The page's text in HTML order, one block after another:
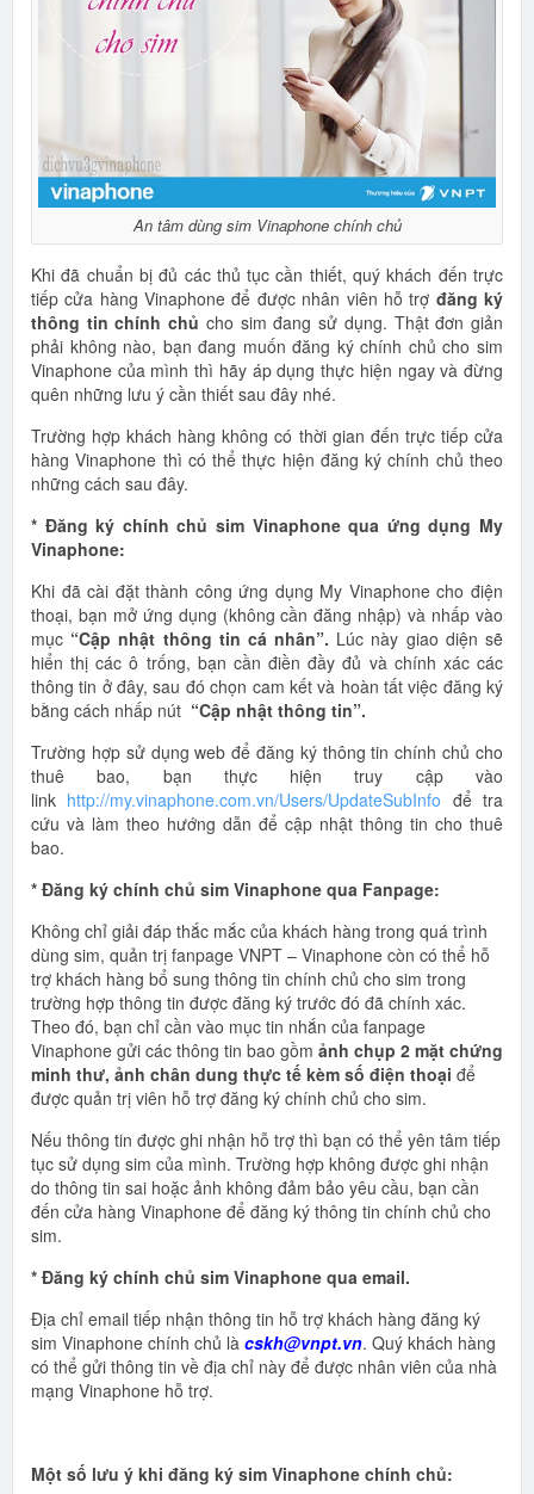
An tâm dùng sim Vinaphone chính chủ
Khi đã chuẩn bị đủ các thủ tục cần thiết, quý khách đến trực
tiếp cửa hàng Vinaphone để được nhân viên hỗ trợ đăng ký
thông tin chính chủ cho sim đang sử dụng. Thật đơn giản
phải không nào, bạn đang muốn đăng ký chính chủ cho sim
Vinaphone của mình thì hãy áp dụng thực hiện ngay và đừng
quên những lưu ý cần thiết sau đây nhé.
Trường hợp khách hàng không có thời gian đến trực tiếp cửa
hàng Vinaphone thì có thể thực hiện đăng ký chính chủ theo
những cách sau đây.
* Đăng ký chính chủ sim Vinaphone qua ứng dụng My
Vinaphone:
Khi đã cài đặt thành công ứng dụng My Vinaphone cho điện
thoại, bạn mở ứng dụng (không cần đăng nhập) và nhấp vào
mục “Cập nhật thông tin cá nhân”. Lúc này giao diện sẽ
hiển thị các ô trống, bạn cần điền đầy đủ và chính xác các
thông tin ở đây, sau đó chọn cam kết và hoàn tất việc đăng ký
bằng cách nhấp nút “Cập nhật thông tin”.
Trường hợp sử dụng web để đăng ký thông tin chính chủ cho
thuê bao, bạn thực hiện truy cập vào
link http://my.vinaphone.com.vn/Users/UpdateSubInfo để tra
cứu và làm theo hướng dẫn để cập nhật thông tin cho thuê
bao.
* Đăng ký chính chủ sim Vinaphone qua Fanpage:
Không chỉ giải đáp thắc mắc của khách hàng trong quá trình
dùng sim, quản trị fanpage VNPT – Vinaphone còn có thể hỗ
trợ khách hàng bổ sung thông tin chính chủ cho sim trong
trường hợp thông tin được đăng ký trước đó đã chính xác.
Theo đó, bạn chỉ cần vào mục tin nhắn của fanpage
Vinaphone gửi các thông tin bao gồm ảnh chụp 2 mặt chứng
minh thư, ảnh chân dung thực tế kèm số điện thoại để
được quản trị viên hỗ trợ đăng ký chính chủ cho sim.
Nếu thông tin được ghi nhận hỗ trợ thì bạn có thể yên tâm tiếp
tục sử dụng sim của mình. Trường hợp không được ghi nhận
do thông tin sai hoặc ảnh không đảm bảo yêu cầu, bạn cần
đến cửa hàng Vinaphone để đăng ký thông tin chính chủ cho
sim.
* Đăng ký chính chủ sim Vinaphone qua email.
Địa chỉ email tiếp nhận thông tin hỗ trợ khách hàng đăng ký
sim Vinaphone chính chủ là cskh@vnpt.vn. Quý khách hàng
có thể gửi thông tin về địa chỉ này để được nhân viên của nhà
mạng Vinaphone hỗ trợ.
Một số lưu ý khi đăng ký sim Vinaphone chính chủ: